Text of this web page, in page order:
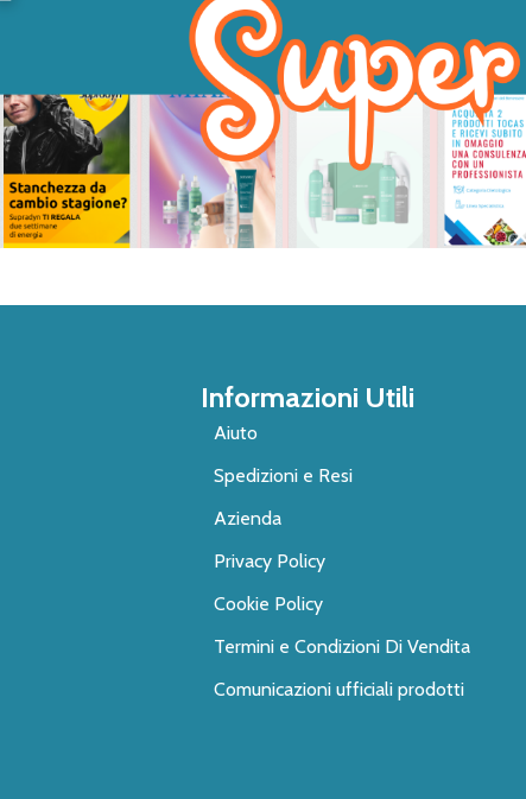
Informazioni Utili
Aiuto
Spedizioni e Resi
Azienda
Privacy Policy
Cookie Policy
Termini e Condizioni Di Vendita
Comunicazioni ufficiali prodotti